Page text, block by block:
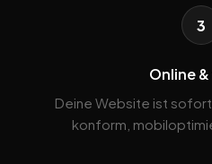
3
Online
Deine Website ist
konform,